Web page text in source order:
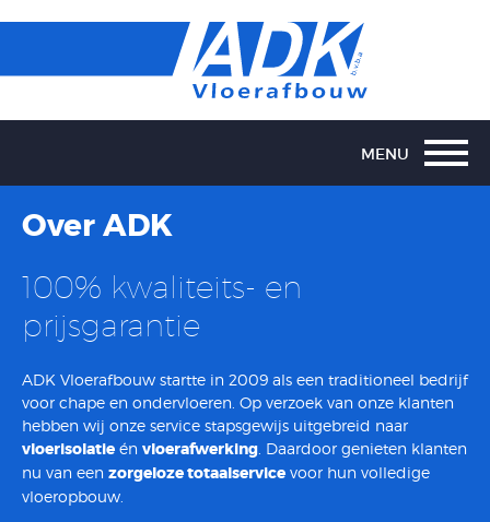
MENU
System
Over ons
Chape
Vloerisolatie
Vloerafwerking
Nieuws
Over ADK
100% kwaliteits- en
prijsgarantie
ADK Vloerafbouw startte in 2009 als een traditioneel bedrijf
voor chape en ondervloeren. Op verzoek van onze klanten
hebben wij onze service stapsgewijs uitgebreid naar
vloerisolatie én vloerafwerking . Daardoor genieten klanten
nu van een zorgeloze totaalservice voor hun volledige
vloeropbouw.